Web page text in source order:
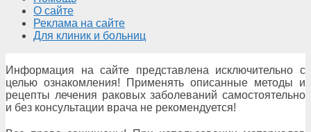
О сайте
Реклама на сайте
Для клиник и больниц
Информация на сайте представлена исключительно с
целью ознакомления! Применять описанные методы и
рецепты лечения раковых заболеваний самостоятельно
и без консультации врача не рекомендуется!